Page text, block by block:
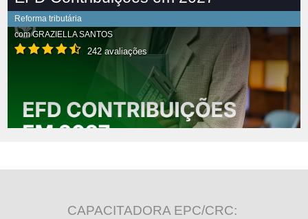
Reforma tributária
comGRAZIELLA SANTOS
242 avaliações
CAPACITADORA EPC/CRC: